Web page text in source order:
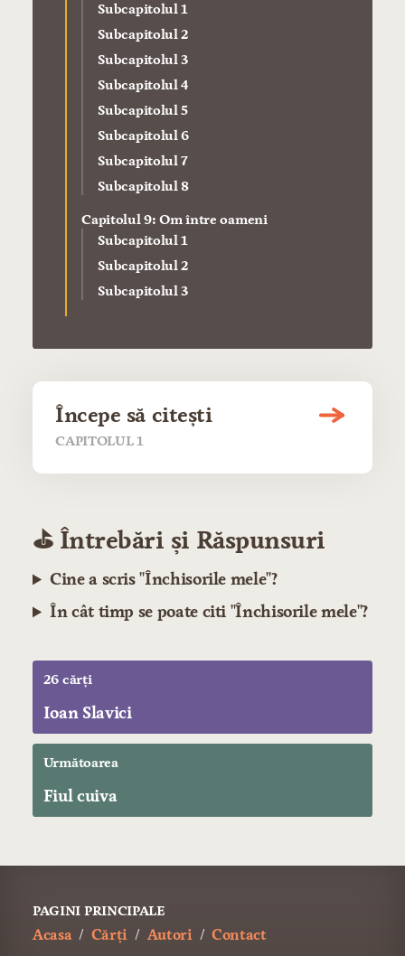
Subcapitolul 1
Subcapitolul 2
Subcapitolul 3
Subcapitolul 4
Subcapitolul 5
Subcapitolul 6
Subcapitolul 7
Subcapitolul 8
Capitolul 9: Om între oameni
Subcapitolul 1
Subcapitolul 2
Subcapitolul 3
Începe să citești
CAPITOLUL 1
⛳️ Întrebări și Răspunsuri
Cine a scris "Închisorile mele"?
În cât timp se poate citi "Închisorile mele"?
26 cărți
Ioan Slavici
Următoarea
Fiul cuiva
PAGINI PRINCIPALE
Acasa Cărți Autori Contact